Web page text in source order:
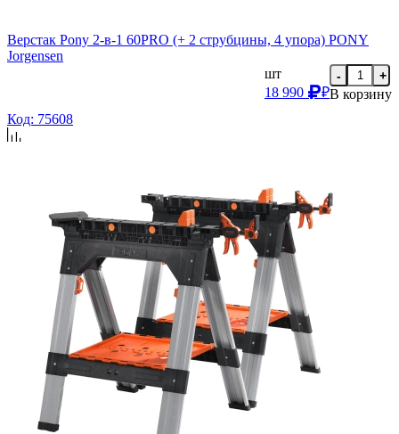
Верстак Pony 2-в-1 60PRO (+ 2 струбцины, 4 упора) PONY
Jorgensen
шт
18 990
₽
- +
В корзину
Код: 75608